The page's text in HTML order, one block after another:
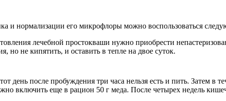
и нормализации его микрофлоры можно воспользоваться
лечебной простокваши нужно приобрести
но не кипятить, и оставить в тепле на двое суток.
день после пробуждения три часа нельзя есть и пить. Затем в
включить еще в рацион 50 г меда. После четырех недель